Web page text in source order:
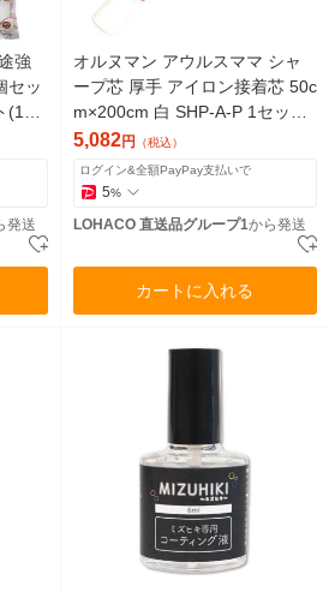
強
セッ
発送
オルヌマン アウルスママ シャ
ープ芯 厚手 アイロン接着芯 50c
m×200cm 白 SHP-A-P 1セット
(5本入)（直送品）
5,082円 （税込）
ログイン&全額PayPay支払いで
5%
LOHACO 直送品グループ1から発送
カートに入れる